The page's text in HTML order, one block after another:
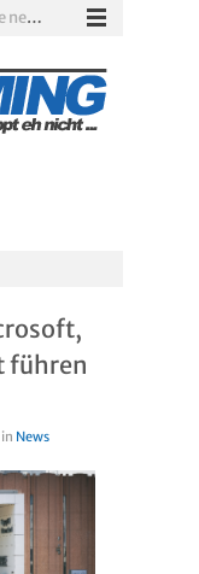
Xbox Game Pass: Diese neuen Spiele erscheinen im August 2026
Gamescom 2026: Sony fehlt zum siebten Mal in Folge
PS5-Disc vor dem Aus: Warum der Fan-Protest gegen Sony ins Leere läuft
Solarpunk im Test: Entspannter Aufbau über den Wolken
führen
News